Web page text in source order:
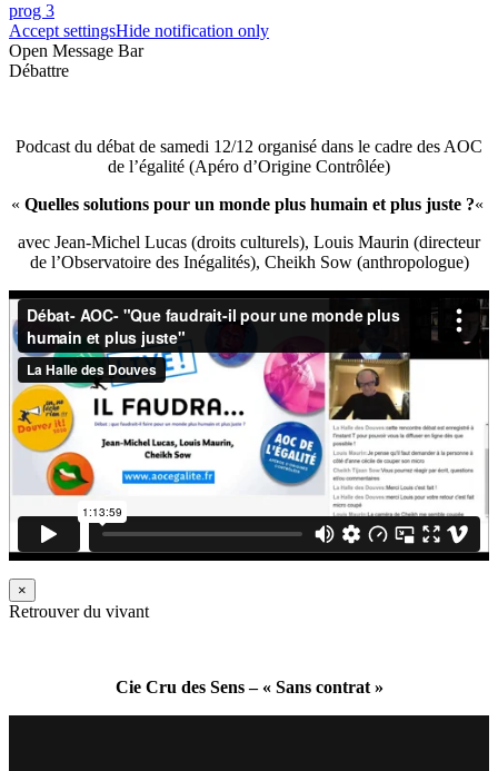
prog 3
Accept settingsHide notification only
Open Message Bar
Débattre
Podcast du débat de samedi 12/12 organisé dans le cadre des AOC
de l’égalité (Apéro d’Origine Contrôlée)
« Quelles solutions pour un monde plus humain et plus juste ?«
avec Jean-Michel Lucas (droits culturels), Louis Maurin (directeur
de l’Observatoire des Inégalités), Cheikh Sow (anthropologue)
×
Retrouver du vivant
Cie Cru des Sens – « Sans contrat »